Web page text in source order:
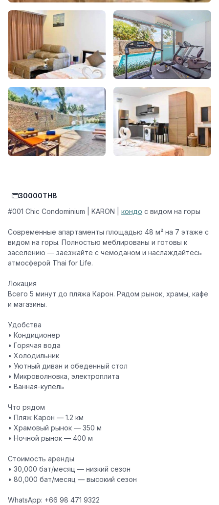
30000THB
#001 Chic Condominium | KARON | кондо с видом на горы
Современные апартаменты площадью 48 м² на 7 этаже с
видом на горы. Полностью меблированы и готовы к
заселению — заезжайте с чемоданом и наслаждайтесь
атмосферой Thai for Life.
Локация
Всего 5 минут до пляжа Карон. Рядом рынок, храмы, кафе
и магазины.
Удобства
• Кондиционер
• Горячая вода
• Холодильник
• Уютный диван и обеденный стол
• Микроволновка, электроплита
• Ванная-купель
Что рядом
• Пляж Карон — 1.2 км
• Храмовый рынок — 350 м
• Ночной рынок — 400 м
Стоимость аренды
• 30,000 бат/месяц — низкий сезон
• 80,000 бат/месяц — высокий сезон
WhatsApp: +66 98 471 9322